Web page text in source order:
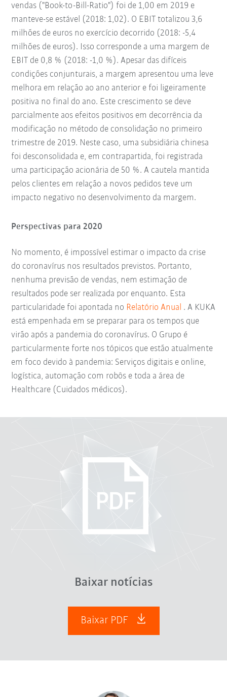
vendas ("Book-to-Bill-Ratio") foi de 1,00 em 2019 e
manteve-se estável (2018: 1,02). O EBIT totalizou 3,6
milhões de euros no exercício decorrido (2018: -5,4
milhões de euros). Isso corresponde a uma margem de
EBIT de 0,8 % (2018: -1,0 %). Apesar das difíceis
condições conjunturais, a margem apresentou uma leve
melhora em relação ao ano anterior e foi ligeiramente
positiva no final do ano. Este crescimento se deve
parcialmente aos efeitos positivos em decorrência da
modificação no método de consolidação no primeiro
trimestre de 2019. Neste caso, uma subsidiária chinesa
foi desconsolidada e, em contrapartida, foi registrada
uma participação acionária de 50 %. A cautela mantida
pelos clientes em relação a novos pedidos teve um
impacto negativo no desenvolvimento da margem.
Perspectivas para 2020
No momento, é impossível estimar o impacto da crise
do coronavírus nos resultados previstos. Portanto,
nenhuma previsão de vendas, nem estimação de
resultados pode ser realizada por enquanto. Esta
particularidade foi apontada no Relatório Anual . A KUKA
está empenhada em se preparar para os tempos que
virão após a pandemia do coronavírus. O Grupo é
particularmente forte nos tópicos que estão atualmente
em foco devido à pandemia: Serviços digitais e online,
logística, automação com robôs e toda a área de
Healthcare (Cuidados médicos).
Baixar notícias
Baixar PDF